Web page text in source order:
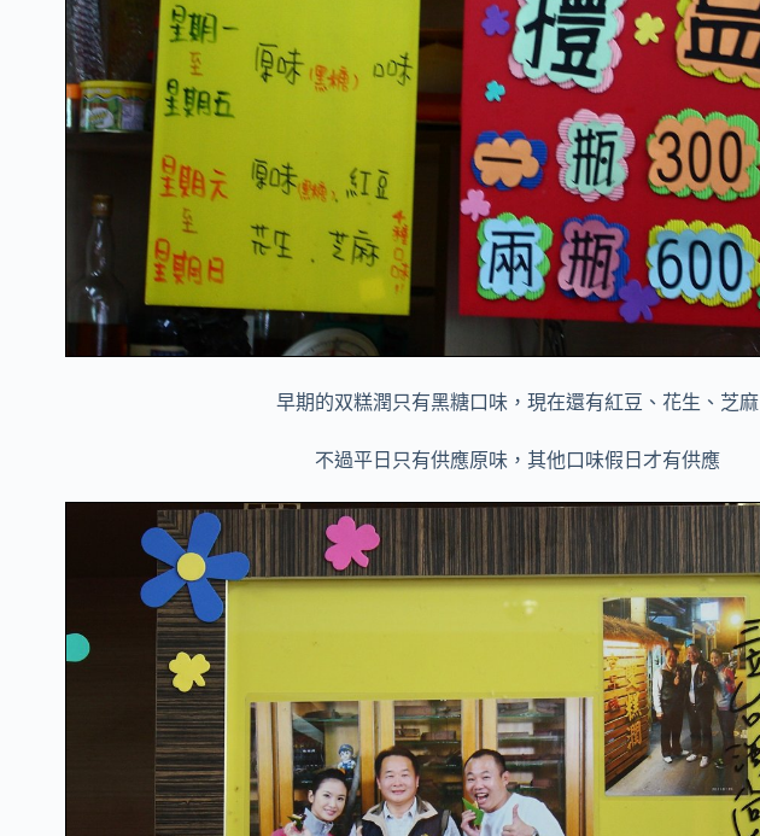
早期的双糕潤只有黑糖口味，現在還有紅豆、花生、芝麻
不過平日只有供應原味，其他口味假日才有供應